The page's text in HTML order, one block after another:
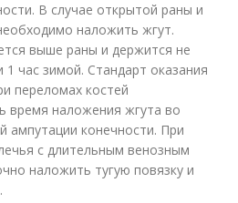
В случае открытой раны и
наложить жгут.
выше раны и держится не
час зимой. Стандарт оказания
переломах костей
время наложения жгута во
ампутации конечности. При
с длительным венозным
наложить тугую повязку и